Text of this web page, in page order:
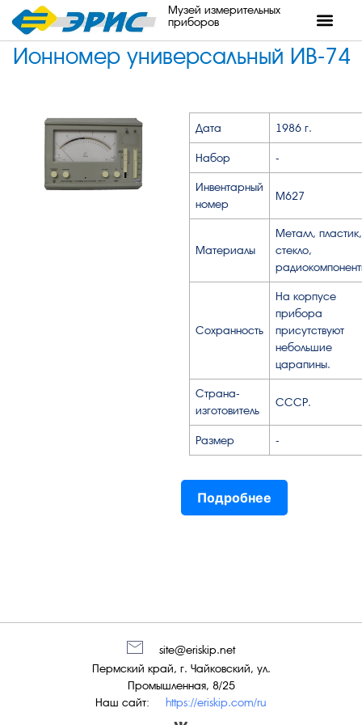
Музей измерительных
приборов
Ионномер универсальный ИВ-74
Дата 1986 г.
Набор -
Инвентарный
номер
М627
Материалы
Металл, пластик,
стекло,
Сохранность
На корпусе
прибора
присутствуют
небольшие
царапины.
Страна-
изготовитель
СССР.
Размер -
Подробнее
Наш сайт: https://eriskip.com/ru
Пермский край, г. Чайковский, ул.
Промышленная, 8/25
site@eriskip.net